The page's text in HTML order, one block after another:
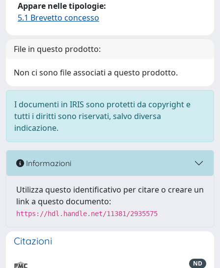
Appare nelle tipologie:
5.1 Brevetto concesso
File in questo prodotto:
Non ci sono file associati a questo prodotto.
I documenti in IRIS sono protetti da copyright e
tutti i diritti sono riservati, salvo diversa
indicazione.
Informazioni
Utilizza questo identificativo per citare o creare un
link a questo documento:
https://hdl.handle.net/11381/2935575
Citazioni
ND